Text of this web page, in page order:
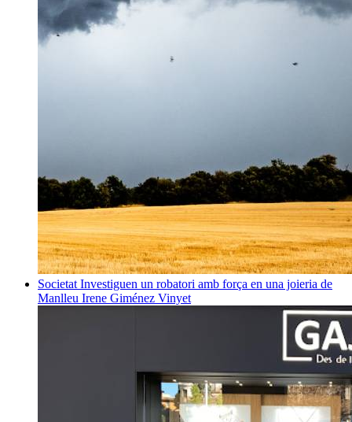
Societat Investiguen un robatori amb força en una joieria de
Manlleu Irene Giménez Vinyet